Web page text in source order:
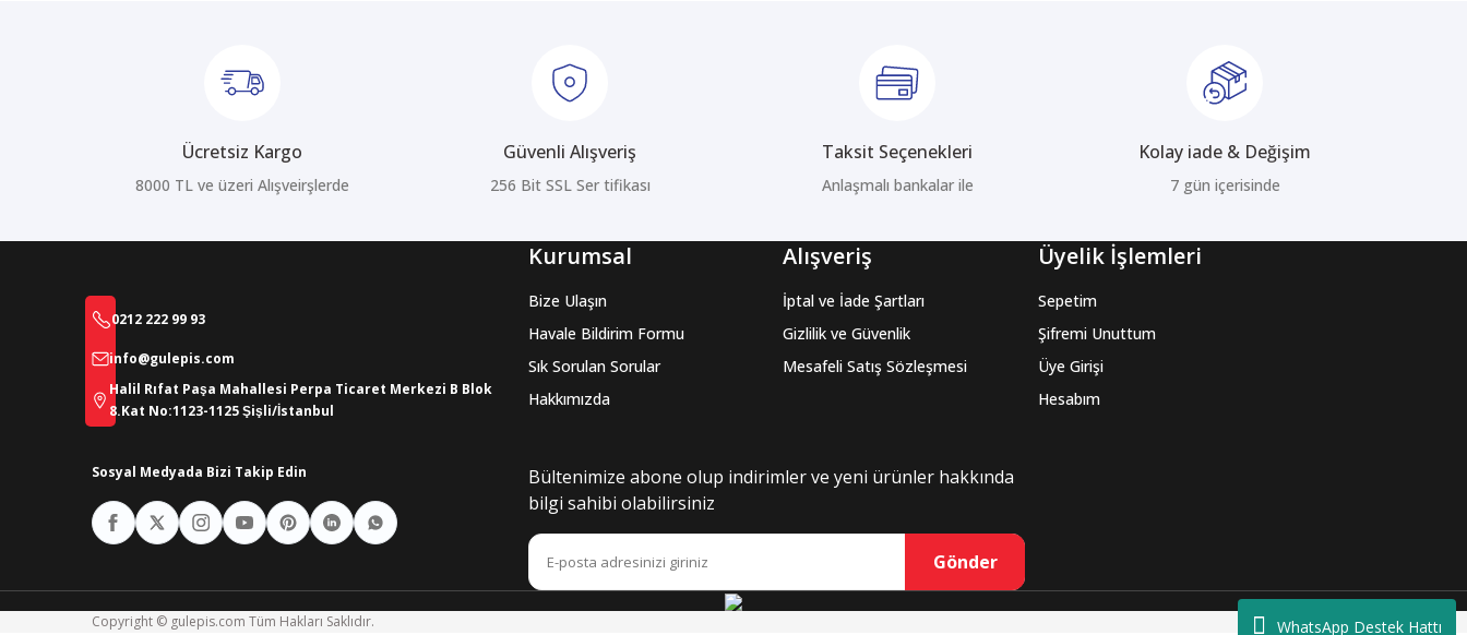
WhatsApp Destek Hattı
Ücretsiz Kargo
8000 TL ve üzeri Alışveirşlerde
Güvenli Alışveriş
256 Bit SSL Ser tifikası
Taksit Seçenekleri
Anlaşmalı bankalar ile
Kolay iade & Değişim
7 gün içerisinde
0212 222 99 93
info@gulepis.com
Halil Rıfat Paşa Mahallesi Perpa Ticaret Merkezi B Blok
8.Kat No:1123-1125 Şişli/İstanbul
Sosyal Medyada Bizi Takip Edin
Kurumsal
Bize Ulaşın
Havale Bildirim Formu
Sık Sorulan Sorular
Hakkımızda
Alışveriş
İptal ve İade Şartları
Gizlilik ve Güvenlik
Mesafeli Satış Sözleşmesi
Üyelik İşlemleri
Sepetim
Şifremi Unuttum
Üye Girişi
Hesabım
Bültenimize abone olup indirimler ve yeni ürünler hakkında
bilgi sahibi olabilirsiniz
Gönder
Copyright © gulepis.com Tüm Hakları Saklıdır.